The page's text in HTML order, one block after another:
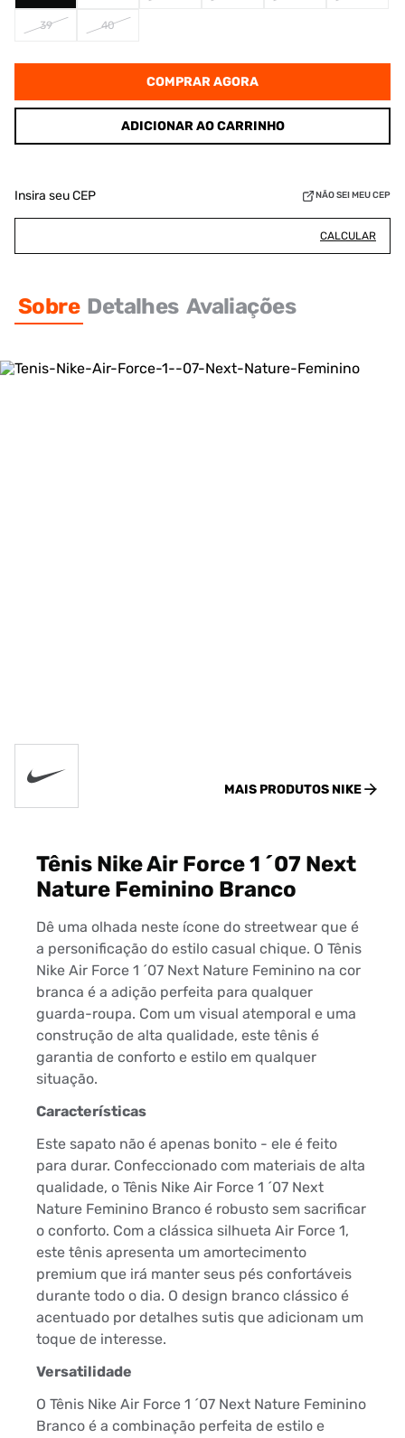
39 40
COMPRAR AGORA
ADICIONAR AO CARRINHO
Insira seu CEP NÃO SEI MEU CEP
CALCULAR
Sobre Detalhes Avaliações
MAIS PRODUTOS NIKE
Tênis Nike Air Force 1 ´07 Next
Nature Feminino Branco
Dê uma olhada neste ícone do streetwear que é
a personificação do estilo casual chique. O Tênis
Nike Air Force 1 ´07 Next Nature Feminino na cor
branca é a adição perfeita para qualquer
guarda-roupa. Com um visual atemporal e uma
construção de alta qualidade, este tênis é
garantia de conforto e estilo em qualquer
situação.
Características
Este sapato não é apenas bonito - ele é feito
para durar. Confeccionado com materiais de alta
qualidade, o Tênis Nike Air Force 1 ´07 Next
Nature Feminino Branco é robusto sem sacrificar
o conforto. Com a clássica silhueta Air Force 1,
este tênis apresenta um amortecimento
premium que irá manter seus pés confortáveis
durante todo o dia. O design branco clássico é
acentuado por detalhes sutis que adicionam um
toque de interesse.
Versatilidade
O Tênis Nike Air Force 1 ´07 Next Nature Feminino
Branco é a combinação perfeita de estilo e